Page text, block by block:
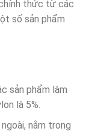
thức từ các
số sản phẩm
sản phẩm làm
là 5%.
nằm trong